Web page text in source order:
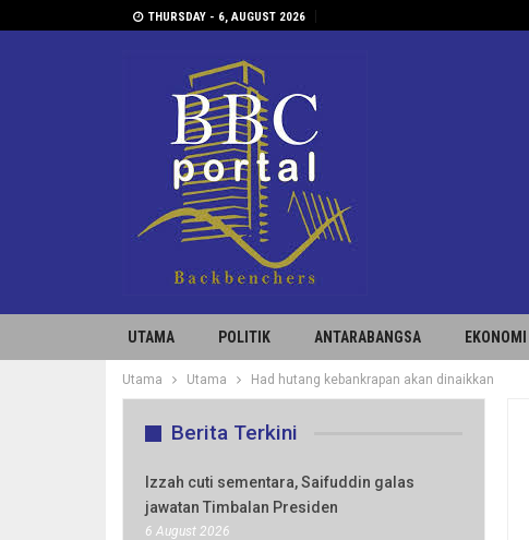
THURSDAY - 6, AUGUST 2026
UTAMA POLITIK ANTARABANGSA EKONOMI
Utama Utama Had hutang kebankrapan akan dinaikkan
Berita Terkini
Izzah cuti sementara, Saifuddin galas
jawatan Timbalan Presiden
6 August 2026